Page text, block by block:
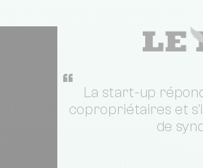
“
La start-up
copropriétaires et
de